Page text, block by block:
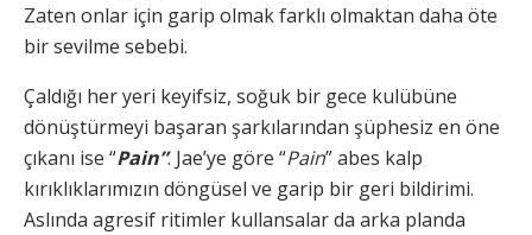
Zaten onlar için garip olmak farklı olmaktan daha öte
bir sevilme sebebi.
Çaldığı her yeri keyifsiz, soğuk bir gece kulübüne
dönüştürmeyi başaran şarkılarından şüphesiz en öne
çıkanı ise “Pain”. Jae’ye göre “Pain” abes kalp
kırıklıklarımızın döngüsel ve garip bir geri bildirimi.
Aslında agresif ritimler kullansalar da arka planda